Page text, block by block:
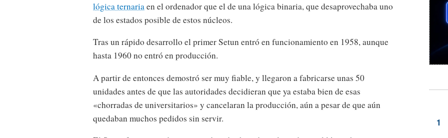
lógica ternariaen el ordenador que el de una lógica binaria, que desaprovechaba uno
de los estados posible de estos núcleos.
Tras un rápido desarrollo el primer Setun entró en funcionamiento en 1958, aunque
hasta 1960 no entró en producción.
A partir de entonces demostró ser muy fiable, y llegaron a fabricarse unas 50
unidades antes de que las autoridades decidieran que ya estaba bien de esas
«chorradas de universitarios» y cancelaran la producción, aún a pesar de que aún
quedaban muchos pedidos sin servir.